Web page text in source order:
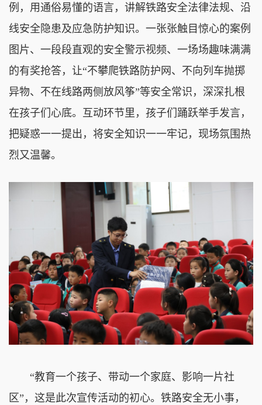
例，用通俗易懂的语言，讲解铁路安全法律法规、沿
线安全隐患及应急防护知识。一张张触目惊心的案例
图片、一段段直观的安全警示视频、一场场趣味满满
的有奖抢答，让“不攀爬铁路防护网、不向列车抛掷
异物、不在线路两侧放风筝”等安全常识，深深扎根
在孩子们心底。互动环节里，孩子们踊跃举手发言，
把疑惑一一提出，将安全知识一一牢记，现场氛围热
烈又温馨。
“教育一个孩子、带动一个家庭、影响一片社
区”，这是此次宣传活动的初心。铁路安全无小事，